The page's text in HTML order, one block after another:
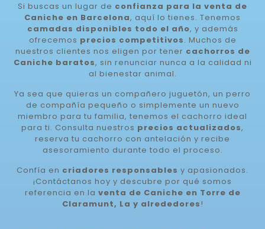
Si buscas un lugar de confianza para la venta de
Caniche en Barcelona, aquí lo tienes. Tenemos
camadas disponibles todo el año, y además
ofrecemos precios competitivos. Muchos de
nuestros clientes nos eligen por tener cachorros de
Caniche baratos, sin renunciar nunca a la calidad ni
al bienestar animal.
Ya sea que quieras un compañero juguetón, un perro
de compañía pequeño o simplemente un nuevo
miembro para tu familia, tenemos el cachorro ideal
para ti. Consulta nuestros precios actualizados,
reserva tu cachorro con antelación y recibe
asesoramiento durante todo el proceso.
Confía en criadores responsables y apasionados.
¡Contáctanos hoy y descubre por qué somos
referencia en la venta de Caniche en Torre de
Claramunt, La y alrededores!